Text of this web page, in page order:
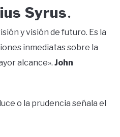
Syrus.
y visión de futuro. Es la
inmediatas sobre la
alcance». John
o la prudencia señala el